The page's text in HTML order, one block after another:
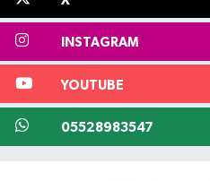
INSTAGRAM
YOUTUBE
05528983547